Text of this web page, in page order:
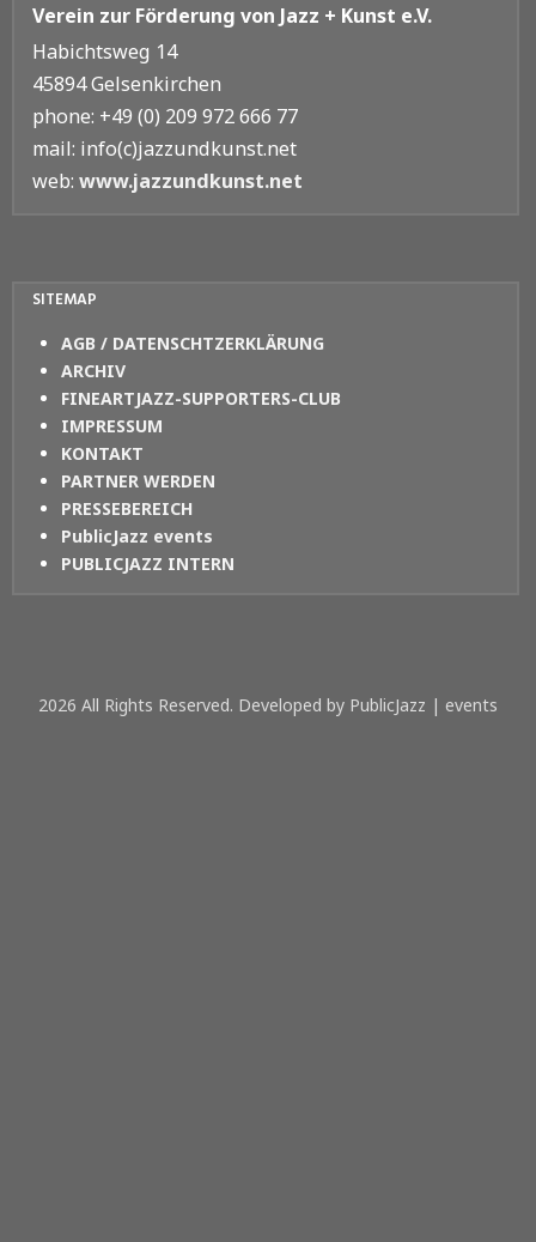
Verein zur Förderung von Jazz + Kunst e.V.
Habichtsweg 14
45894 Gelsenkirchen
phone: +49 (0) 209 972 666 77
mail: info(c)jazzundkunst.net
web: www.jazzundkunst.net
SITEMAP
AGB / DATENSCHTZERKLÄRUNG
ARCHIV
FINEARTJAZZ-SUPPORTERS-CLUB
IMPRESSUM
KONTAKT
PARTNER WERDEN
PRESSEBEREICH
PublicJazz events
PUBLICJAZZ INTERN
2026 All Rights Reserved. Developed by PublicJazz | events